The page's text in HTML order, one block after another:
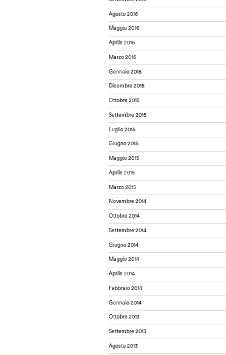
Agosto 2016
Maggio 2016
Aprile 2016
Marzo 2016
Gennaio 2016
Dicembre 2015
Ottobre 2015
Settembre 2015
Luglio 2015
Giugno 2015
Maggio 2015
Aprile 2015
Marzo 2015
Novembre 2014
Ottobre 2014
Settembre 2014
Giugno 2014
Maggio 2014
Aprile 2014
Febbraio 2014
Gennaio 2014
Ottobre 2013
Settembre 2013
Agosto 2013